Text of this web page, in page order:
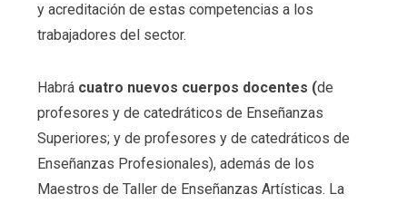
y acreditación de estas competencias a los
trabajadores del sector.
Habrá cuatro nuevos cuerpos docentes (de
profesores y de catedráticos de Enseñanzas
Superiores; y de profesores y de catedráticos de
Enseñanzas Profesionales), además de los
Maestros de Taller de Enseñanzas Artísticas. La